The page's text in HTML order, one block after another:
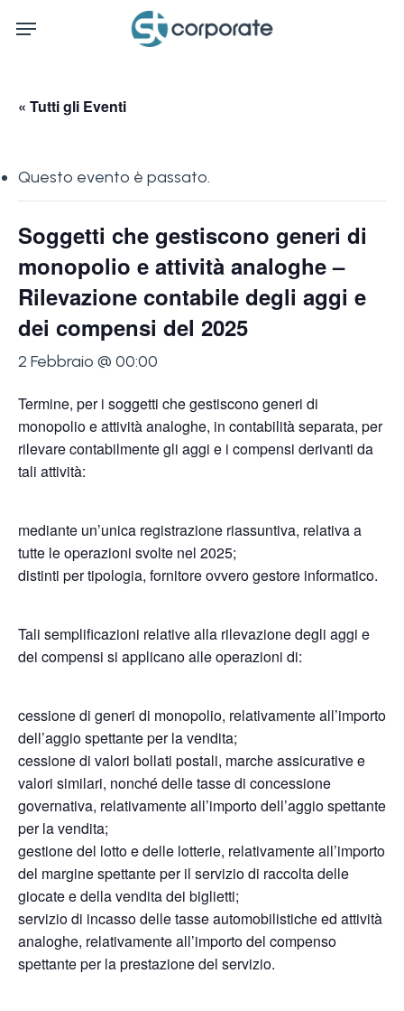
Menu
« Tutti gli Eventi
Questo evento è passato.
Soggetti che gestiscono generi di
monopolio e attività analoghe –
Rilevazione contabile degli aggi e
dei compensi del 2025
2 Febbraio @ 00:00
Termine, per i soggetti che gestiscono generi di
monopolio e attività analoghe, in contabilità separata, per
rilevare contabilmente gli aggi e i compensi derivanti da
tali attività:
mediante un’unica registrazione riassuntiva, relativa a
tutte le operazioni svolte nel 2025;
distinti per tipologia, fornitore ovvero gestore informatico.
Tali semplificazioni relative alla rilevazione degli aggi e
dei compensi si applicano alle operazioni di:
cessione di generi di monopolio, relativamente all’importo
dell’aggio spettante per la vendita;
cessione di valori bollati postali, marche assicurative e
valori similari, nonché delle tasse di concessione
governativa, relativamente all’importo dell’aggio spettante
per la vendita;
gestione del lotto e delle lotterie, relativamente all’importo
del margine spettante per il servizio di raccolta delle
giocate e della vendita dei biglietti;
servizio di incasso delle tasse automobilistiche ed attività
analoghe, relativamente all’importo del compenso
spettante per la prestazione del servizio.